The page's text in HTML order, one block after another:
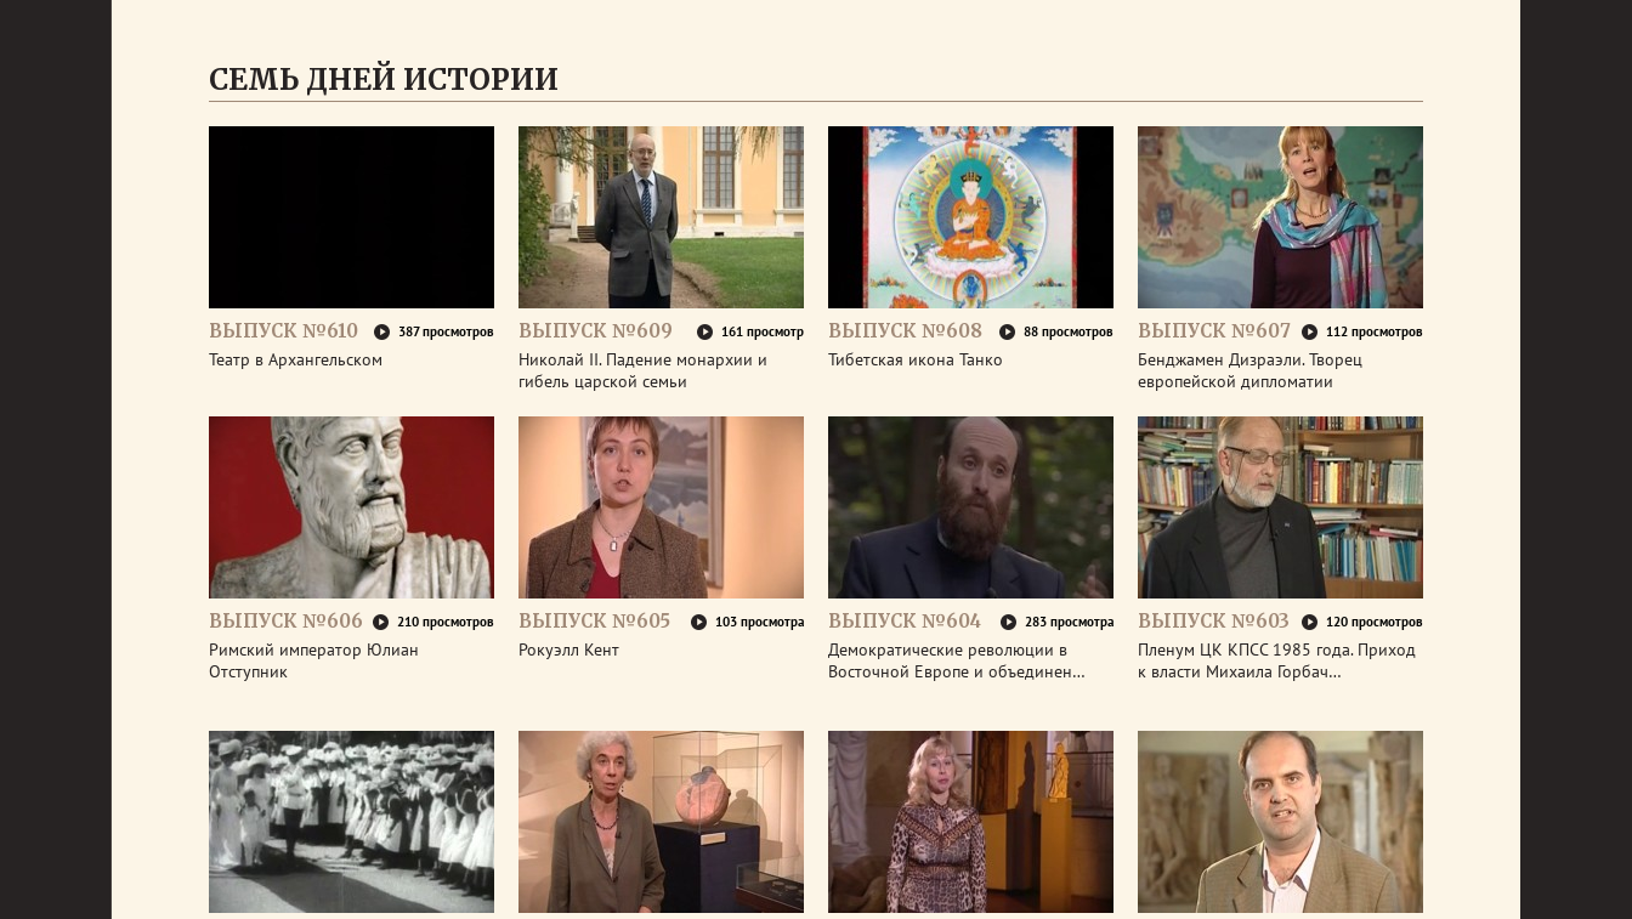
СЕМЬ ДНЕЙ ИСТОРИИ
ВЫПУСК №610 387 просмотров
Театр в Архангельском
ВЫПУСК №609 161 просмотр
Николай II. Падение монархии и
гибель царской семьи
ВЫПУСК №608 88 просмотров
Тибетская икона Танко
ВЫПУСК №607 112 просмотров
Бенджамен Дизраэли. Творец
европейской дипломатии
ВЫПУСК №606 210 просмотров
Римский император Юлиан
Отступник
ВЫПУСК №605 103 просмотра
Рокуэлл Кент
ВЫПУСК №604 283 просмотра
Демократические революции в
Восточной Европе и объединен…
ВЫПУСК №603 120 просмотров
Пленум ЦК КПСС 1985 года. Приход
к власти Михаила Горбач…